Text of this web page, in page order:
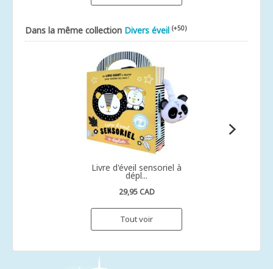
Dans la même collection Divers éveil (+50)
Livre d'éveil sensoriel à
dépl...
29,95 CAD
Tout voir